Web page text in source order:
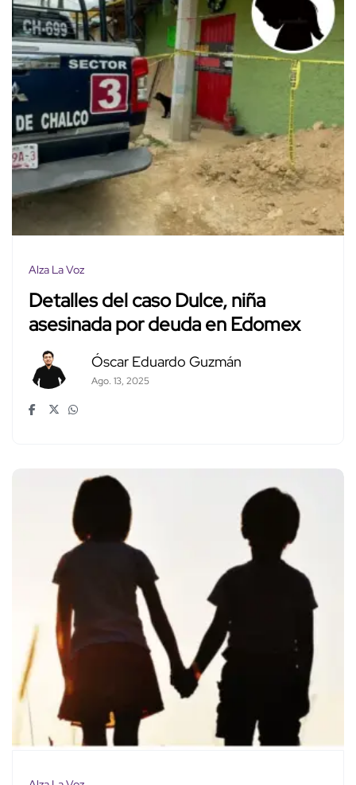
Alza La Voz
Detalles del caso Dulce, niña
asesinada por deuda en Edomex
Óscar Eduardo Guzmán
Ago. 13, 2025